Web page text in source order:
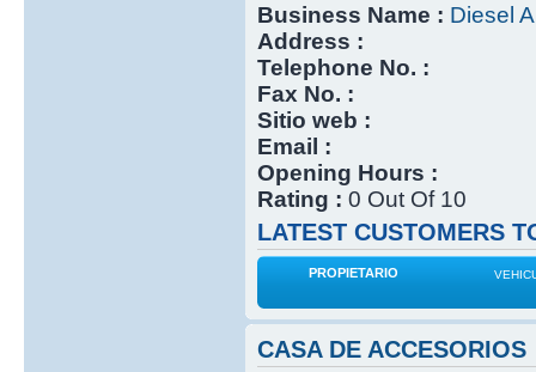
Business Name : Diesel
Address :
Telephone No. :
Fax No. :
Sitio web :
Email :
Opening Hours :
Rating : 0 Out Of 10
LATEST CUSTOMERS
PROPIETARIO
CASA DE ACCESORIOS